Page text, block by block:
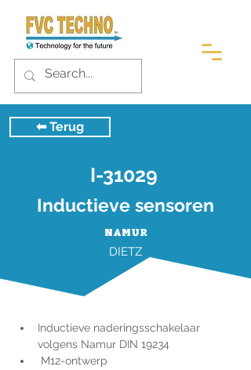
⬅︎ Terug
I-31029
Inductieve sensoren
NAMUR
DIETZ
Inductieve naderingsschakelaar
volgens Namur DIN 19234
M12-ontwerp